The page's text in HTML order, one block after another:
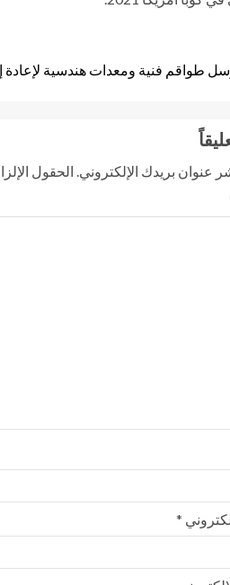
طواقم فنية ومعدات هندسية لإعادة
عنوان بريدك الإلكتروني. الحقول
*